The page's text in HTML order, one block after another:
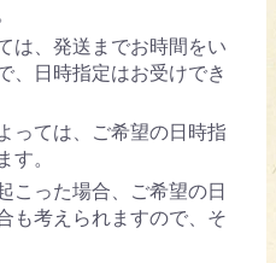
は、発送までお時間をい
、日時指定はお受けでき
っては、ご希望の日時指
す。
こった場合、ご希望の日
も考えられますので、そ